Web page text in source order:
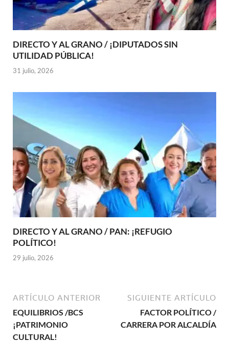
DIRECTO Y AL GRANO / ¡DIPUTADOS SIN
UTILIDAD PÚBLICA!
31 julio, 2026
DIRECTO Y AL GRANO / PAN: ¡REFUGIO
POLÍTICO!
29 julio, 2026
ARTÍCULO ANTERIOR
EQUILIBRIOS /BCS
¡PATRIMONIO
CULTURAL!
SIGUIENTE ARTÍCULO
FACTOR POLÍTICO /
CARRERA POR ALCALDÍA